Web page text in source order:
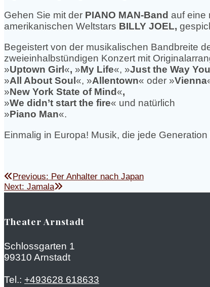
Gehen Sie mit der PIANO MAN-Band auf eine
amerikanischen Weltstars BILLY JOEL,
Begeistert von der musikalischen Bandbreite
zweieinhalbstündigen Konzert mit
»Uptown Girl «, »My Life«, »Just the Way
»All About Soul «, »Allentown« oder »Vienna
»New York State of Mind «,
»We didn’t start the fire« und natürlich
»Piano Man«.
Einmalig in Europa! Musik, die jede
Beitragsnavigation
Previous: Previous
post:
Per Anhalter nach Japan
Next: Next
Jamala
Theater Arnstadt
Schlossgarten 1
99310 Arnstadt
Tel.: +493628 618633